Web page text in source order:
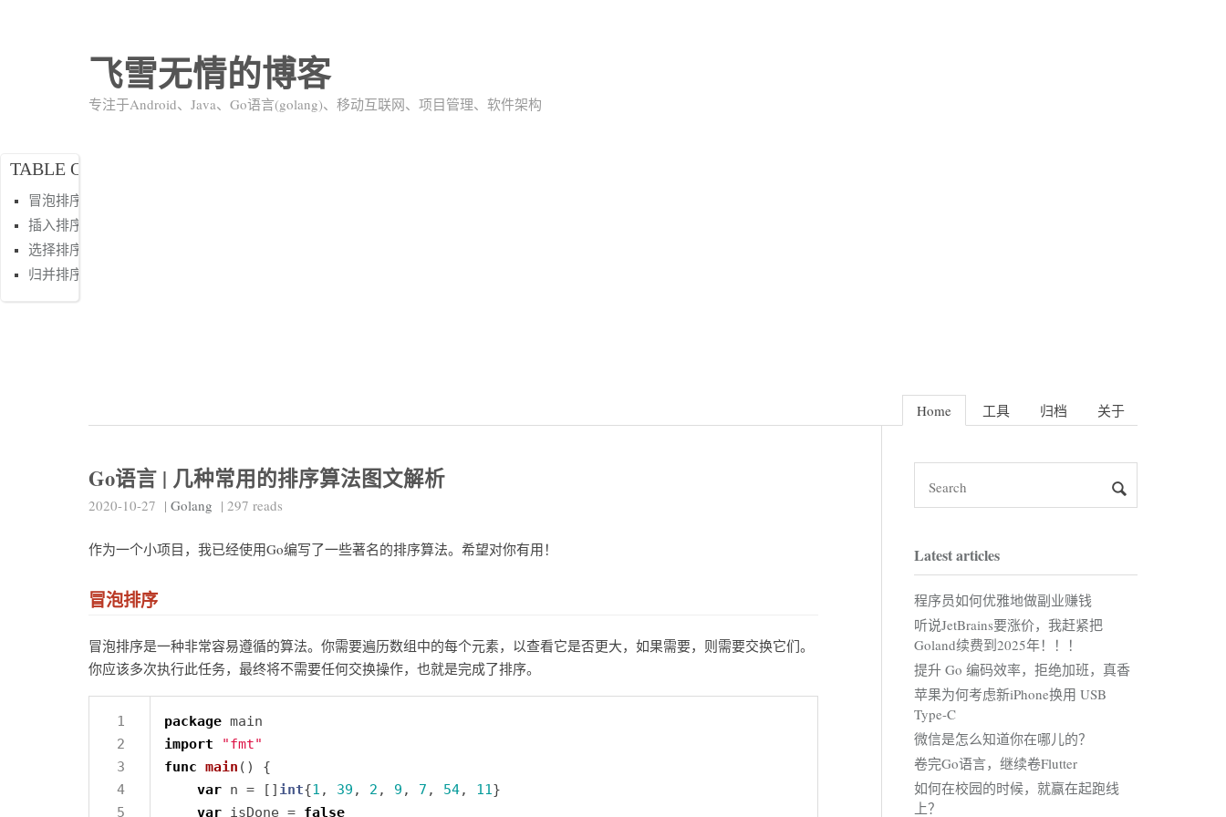
飞雪无情的博客
专注于Android、Java、Go语言(golang)、移动互联网、项目管理、软件架构
Home 工具 归档 关于
TABLE OF CONTENTS
冒泡排序
插入排序
选择排序
归并排序
Go语言 | 几种常用的排序算法图文解析
2020-10-27 | Golang | 297 reads
作为一个小项目，我已经使用Go编写了一些著名的排序算法。希望对你有用！
冒泡排序
冒泡排序是一种非常容易遵循的算法。你需要遍历数组中的每个元素，以查看它是否更大，如果需要，则需要交换它们。
你应该多次执行此任务，最终将不需要任何交换操作，也就是完成了排序。
package
import
"fmt"
func main
var n = [] int{1 , 39 , 2 , 9 , 7 , 54, 11
var isDone = false
Latest articles
程序员如何优雅地做副业赚钱
听说JetBrains要涨价，我赶紧把
Goland续费到2025年！！！
提升 Go 编码效率，拒绝加班，真香
苹果为何考虑新iPhone换用 USB
Type-C
微信是怎么知道你在哪儿的？
卷完Go语言，继续卷Flutter
如何在校园的时候，就赢在起跑线
上？